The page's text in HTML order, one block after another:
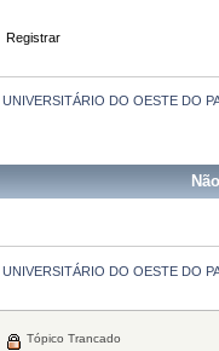
Registrar
DO OESTE DO
DO OESTE DO
Tópico Trancado